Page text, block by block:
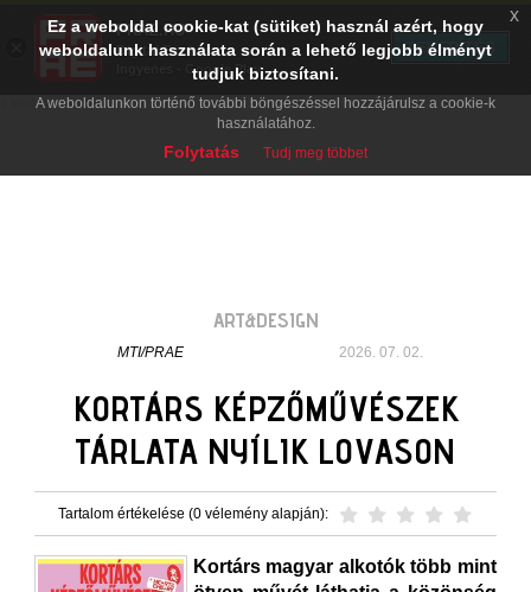
ART&DESIGN
MTI/PRAE 2026. 07. 02.
KORTÁRS KÉPZŐMŰVÉSZEK
TÁRLATA NYÍLIK LOVASON
Tartalom értékelése (0 vélemény alapján):
Kortárs magyar alkotók több mint
Ez a weboldal cookie-kat (sütiket) használ azért, hogy
weboldalunk használata során a lehető legjobb élményt
tudjuk biztosítani.
A weboldalunkon történő további böngészéssel hozzájárulsz a cookie-k
használatához.
Folytatás Tudj meg többet
x
PRAE.HU
Digital Evolution
Ingyenes - Google Play
TELEPÍTÉS